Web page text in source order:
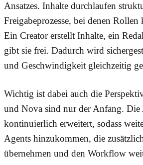
Ansatzes. Inhalte durchlaufen
Freigabeprozesse, bei denen
Ein Creator erstellt Inhalte, ein
gibt sie frei. Dadurch wird
und Geschwindigkeit gleichzeitig
Wichtig ist dabei auch die
und Nova sind nur der Anfang.
kontinuierlich erweitert, sodass
Agents hinzukommen, die
übernehmen und den Workflow